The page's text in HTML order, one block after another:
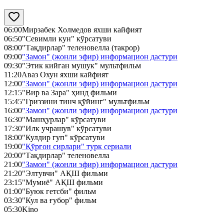
06:00Мирзабек Холмедов яхши кайфият
06:50"Севимли кун" кўрсатуви
08:00"Тақдирлар" теленовелла (такрор)
09:00"Замон" (жонли эфир) информацион дастури
09:30"Этик кийган мушук" мультфильм
11:20Аваз Охун яхши кайфият
12:00"Замон" (жонли эфир) информацион дастури
12:15"Вир ва Зара" ҳинд фильми
15:45"Гриззини тинч қўйинг" мультфильм
16:00"Замон" (жонли эфир) информацион дастури
16:30"Машҳурлар" кўрсатуви
17:30"Илк учрашув" кўрсатуви
18:00"Кулдир гуп" кўрсатуви
19:00"Қўрғон сирлари" турк сериали
20:00"Тақдирлар" теленовелла
21:00"Замон" (жонли эфир) информацион дастури
21:20"Элтувчи" АҚШ фильми
23:15"Мумиё" АҚШ фильми
01:00"Буюк гетсби" фильм
03:30"Кул ва ғубор" фильм
05:30Kino